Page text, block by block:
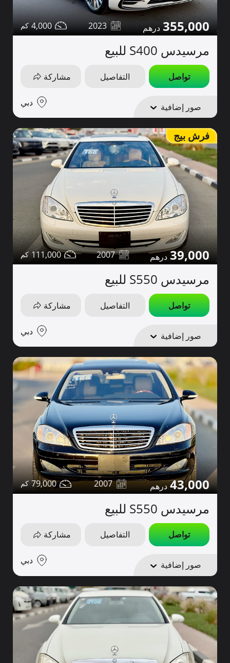
355,000
2023
4,000
مرسيدس S400 للبيع
تواصل التفاصيل مشاركة
صور إضافية دبي
فرش بيج
39,000
2007
111,000
مرسيدس S550 للبيع
تواصل التفاصيل مشاركة
صور إضافية دبي
43,000
2007
79,000
مرسيدس S550 للبيع
تواصل التفاصيل مشاركة
صور إضافية دبي